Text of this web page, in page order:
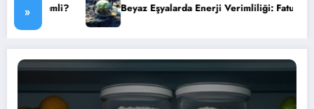
» Beyaz Eşyalarda Enerji Verimliliği: Faturanızı Düşürün